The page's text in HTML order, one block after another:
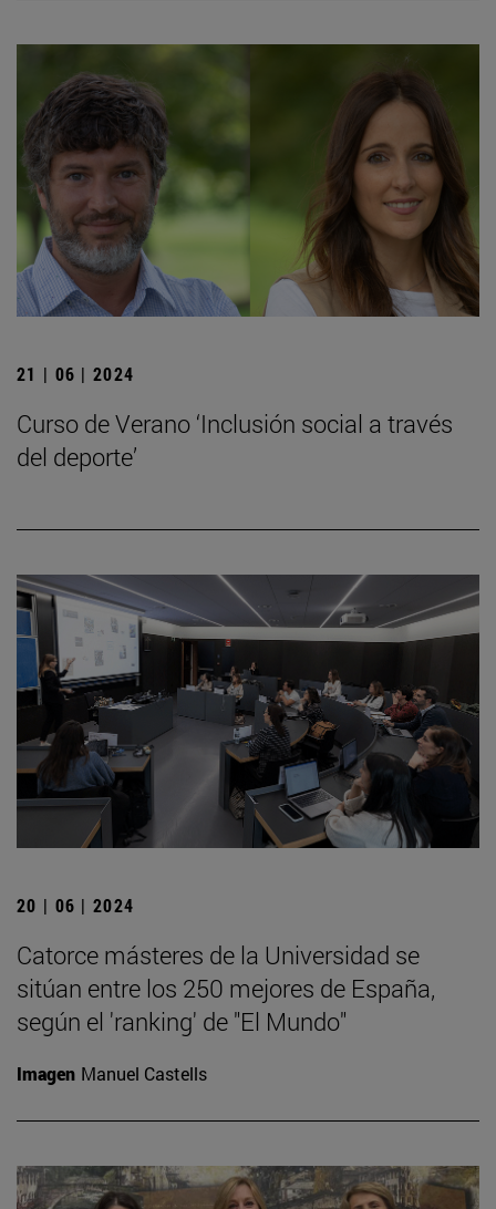
21 | 06 | 2024
Curso de Verano ‘Inclusión social a través
del deporte’
20 | 06 | 2024
Catorce másteres de la Universidad se
sitúan entre los 250 mejores de España,
según el 'ranking' de "El Mundo"
Imagen Manuel Castells